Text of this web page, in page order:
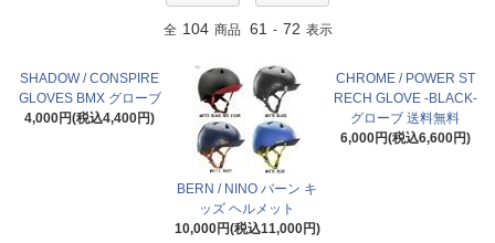
全 104 商品 61 - 72 表示
SHADOW / CONSPIRE
GLOVES BMX グローブ
4,000円(税込4,400円)
BERN / NINO バーン キ
ッズ ヘルメット
10,000円(税込11,000円)
CHROME / POWER ST
RECH GLOVE -BLACK-
グローブ 送料無料
6,000円(税込6,600円)